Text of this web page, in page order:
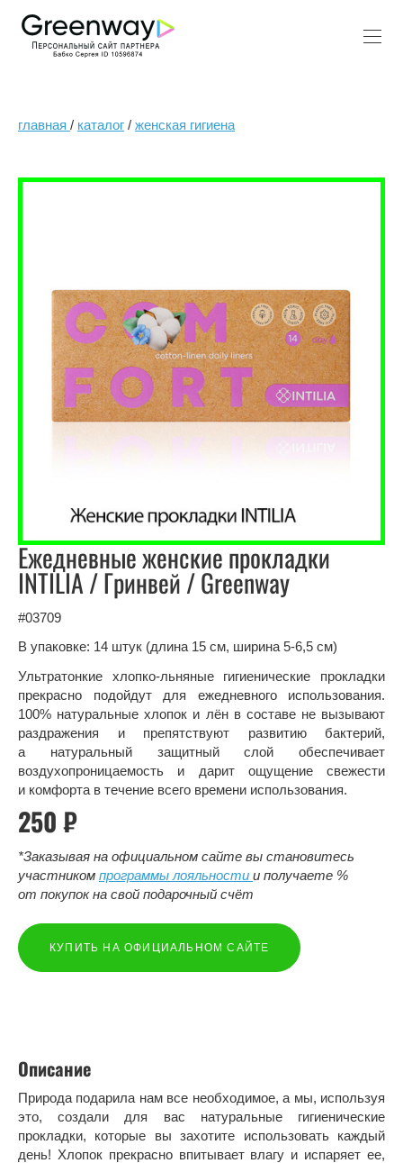
главная / каталог / женская гигиена
Ежедневные женские прокладки
INTILIA / Гринвей / Greenway
#03709
В упаковке: 14 штук (длина 15 см, ширина 5-6,5 см)
Ультратонкие хлопко-льняные гигиенические прокладки
прекрасно подойдут для ежедневного использования.
100% натуральные хлопок и лён в составе не вызывают
раздражения и препятствуют развитию бактерий,
а натуральный защитный слой обеспечивает
воздухопроницаемость и дарит ощущение свежести
и комфорта в течение всего времени использования.
250 ₽
*Заказывая на официальном сайте вы становитесь
участником программы лояльности и получаете %
от покупок на свой подарочный счёт
КУПИТЬ НА ОФИЦИАЛЬНОМ САЙТЕ
Описание
Природа подарила нам все необходимое, а мы, используя
это, создали для вас натуральные гигиенические
прокладки, которые вы захотите использовать каждый
день! Хлопок прекрасно впитывает влагу и испаряет ее,